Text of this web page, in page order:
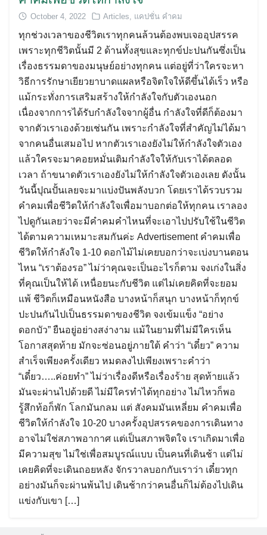
Search
for:
October 4, 2022 Articles, แคปชั่น คำคม
ทุกช่วงเวลาของชีวิตเราทุกคนล้วนต้องพบเจออุปสรรค
เพราะทุกชีวิตนั้นมี 2 ด้านทั้งสุขและทุกข์ปะปนกันซึ่งเป็น
เรื่องธรรมดาของมนุษย์อย่างทุกคน แต่อยู่ที่ว่าใครจะหา
วิธีการรักษาเยียวยาบาดแผลหรือจิตใจให้ดีขึ้นได้เร็ว หรือ
แม้กระทั่งการเสริมสร้างให้กำลังใจกับตัวเองนอก
เนื่องจากการได้รับกำลังใจจากผู้อื่น กำลังใจที่ดีก็ต้องมา
จากตัวเราเองด้วยเช่นกัน เพราะกำลังใจที่สำคัญไม่ได้มา
จากคนอื่นเสมอไป หากตัวเราเองยังไม่ให้กำลังใจตัวเอง
แล้วใครจะมาคอยหมั่นเติมกำลังใจให้กับเราได้ตลอด
เวลา ถ้าขนาดตัวเราเองยังไม่ให้กำลังใจตัวเองเลย ดังนั้น
วันนี้ปุณปั้นเลยจะมาแบ่งปันพลังบวก โดยเราได้รวบรวม
คำคมเพื่อชีวิตให้กำลังใจเพื่อมาบอกต่อให้ทุกคน เราลอง
ไปดูกันเลยว่าจะมีคำคมคำไหนที่จะเอาไปปรับใช้ในชีวิต
ได้ตามความเหมาะสมกันค่ะ Advertisement คำคมเพื่อ
ชีวิตให้กำลังใจ 1-10 ดอกไม้ไม่เคยบอกว่าจะเบ่งบานตอน
ไหน “เราต้องรอ” ไม่ว่าคุณจะเป็นอะไรก็ตาม จงเก่งในสิ่ง
ที่คุณเป็นให้ได้ เหนื่อยนะกับชีวิต แต่ไม่เคยคิดที่จะยอม
แพ้ ชีวิตก็เหมือนหนังสือ บางหน้าก็สนุก บางหน้าก็ทุกข์
ปะปนกันไปเป็นธรรมดาของชีวิต จงเข้มแข็ง “อย่าง
ดอกบัว” ยืนอยู่อย่างสง่างาม แม้ในยามที่ไม่มีใครเห็น
โอกาสสุดท้าย มักจะซ่อนอยู่ภายใต้ คำว่า “เดี๋ยว” ความ
สำเร็จเพียงครั้งเดียว หมดลงไปเพียงเพราะคำว่า
“เดี๋ยว…..ค่อยทำ” ไม่ว่าเรื่องดีหรือเรื่องร้าย สุดท้ายแล้ว
มันจะผ่านไปด้วยดี ไม่มีใครทำได้ทุกอย่าง ไม่ไหวก็พอ
รู้สึกท้อก็พัก โลกมันกลม แต่ สังคมมันเหลี่ยม คำคมเพื่อ
ชีวิตให้กำลังใจ 10-20 บางครั้งอุปสรรคของการเดินทาง
อาจไม่ใช่สภาพอากาศ แต่เป็นสภาพจิตใจ เราเกิดมาเพื่อ
มีความสุข ไม่ใช่เพื่อสมบูรณ์แบบ เป็นคนที่เดินช้า แต่ไม่
เคยคิดที่จะเดินถอยหลัง จักรวาลบอกกับเราว่า เดี๋ยวทุก
อย่างมันก็จะผ่านพ้นไป เดินช้ากว่าคนอื่นก็ไม่ต้องไปเดิน
แข่งกับเขา […]